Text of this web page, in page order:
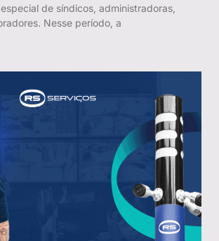
de síndicos, administradoras,
Nesse período, a